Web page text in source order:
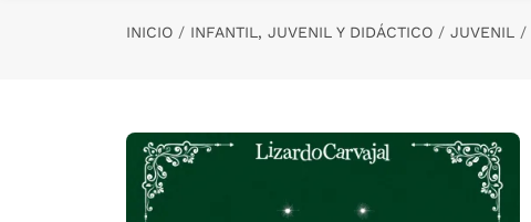
INICIO INFANTIL, JUVENIL Y DIDÁCTICO JUVENIL